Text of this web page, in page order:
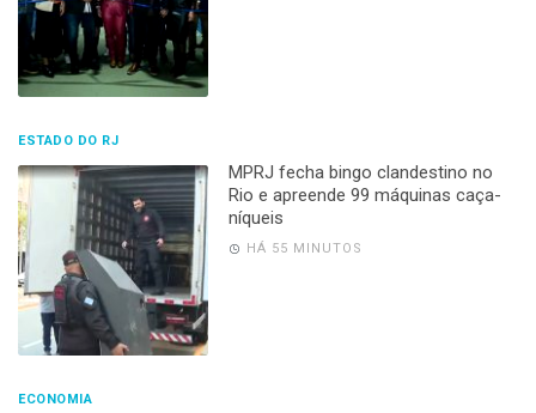
ESTADO DO RJ
MPRJ fecha bingo clandestino no
Rio e apreende 99 máquinas caça-
níqueis
HÁ 55 MINUTOS
ECONOMIA